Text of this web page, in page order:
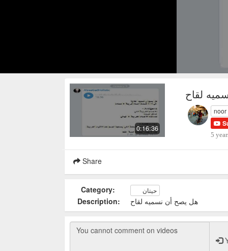
0:16:36
لقاح
noor
5
Share
Category: حيتان
Description: هل يصح أن نسميه لقاح